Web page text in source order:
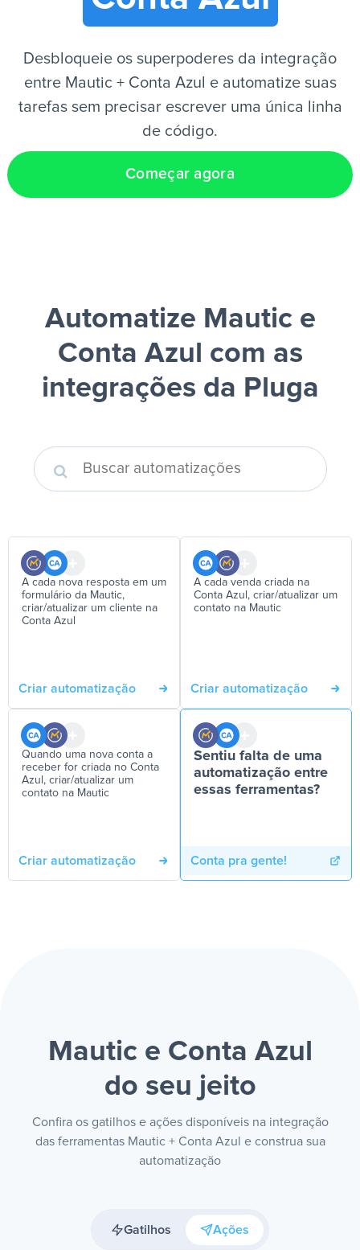
Desbloqueie os superpoderes da integração
entre Mautic + Conta Azul e automatize suas
tarefas sem precisar escrever uma única linha
de código.
Começar agora
Automatize Mautic e
Conta Azul com as
integrações da Pluga
A cada nova resposta em um
formulário da Mautic,
criar/atualizar um cliente na
Conta Azul
Criar automatização
A cada venda criada na
Conta Azul, criar/atualizar um
contato na Mautic
Criar automatização
Quando uma nova conta a
receber for criada no Conta
Azul, criar/atualizar um
contato na Mautic
Criar automatização
Sentiu falta de uma
automatização entre
essas ferramentas?
Conta pra gente!
Mautic e Conta Azul
do seu jeito
Confira os gatilhos e ações disponíveis na integração
das ferramentas Mautic + Conta Azul e construa sua
automatização
Gatilhos Ações